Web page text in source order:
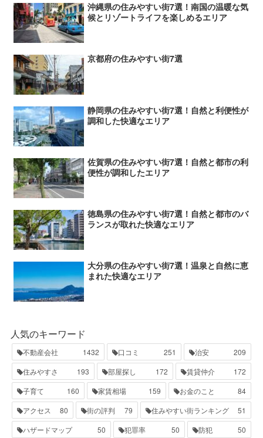
沖縄県の住みやすい街7選！南国の温暖な気
候とリゾートライフを楽しめるエリア
京都府の住みやすい街7選
静岡県の住みやすい街7選！自然と利便性が
調和した快適なエリア
佐賀県の住みやすい街7選！自然と都市の利
便性が調和したエリア
徳島県の住みやすい街7選！自然と都市のバ
ランスが取れた快適なエリア
大分県の住みやすい街7選！温泉と自然に恵
まれた快適なエリア
人気のキーワード
不動産会社 1432 口コミ 251 治安
209
住みやすさ
193 部屋探し 172 賃貸仲介
172
子育て
160 家賃相場 159 お金のこと
84
アクセス
80 街の評判 79 住みやすい街ランキング
51
ハザードマップ
50 犯罪率 50 防犯 50